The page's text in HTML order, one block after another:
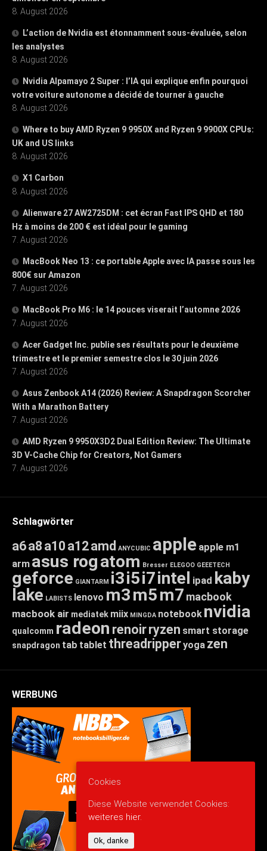
8. August 2026
L’action de Nvidia est étonnamment sous-évaluée, selon
les analystes
8. August 2026
Nvidia Alpamayo 2 Super : l’IA qui explique enfin pourquoi
votre voiture autonome a décidé de tourner à gauche
8. August 2026
Where to buy AMD Ryzen 9 9950X and Ryzen 9 9900X CPUs:
UK and US links
8. August 2026
X1 Carbon
8. August 2026
Alienware 27 AW2725DM : cet écran Fast IPS QHD et 180
Hz à moins de 200 € est idéal pour le gaming
7. August 2026
MacBook Neo 13 : ce portable Apple avec IA passe sous les
800€ sur Amazon
7. August 2026
MacBook Pro M6 : le 14 pouces viserait l’automne 2026
7. August 2026
Acer Gadget Inc. publie ses résultats pour le deuxième
trimestre et le premier semestre clos le 30 juin 2026
7. August 2026
Asus Zenbook A14 (2026) Review: A Snapdragon Scorcher
With a Marathon Battery
7. August 2026
AMD Ryzen 9 9950X3D2 Dual Edition Review: The Ultimate
3D V-Cache Chip for Creators, Not Gamers
7. August 2026
Schlagwörter
a6a8 a10 a12amd ANYCUBIC apple apple m1
arm asus rogatom Bresser ELEGOO GEEETECH
geforce GIANTARM i3i5i7intel ipad kaby
lake LABISTS lenovo m3m5m7 macbook
macbook air mediatek miix MINGDA notebook nvidia
qualcomm radeon renoirryzen smart storage
snapdragon tab tablet threadripperyoga zen
WERBUNG
Cookies
Diese Website verwendet Cookies:
weiteres hier.
Ok, danke